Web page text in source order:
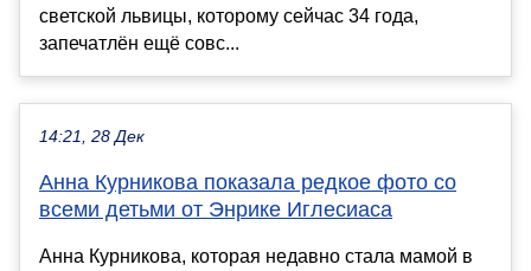
светской львицы, которому сейчас 34 года,
запечатлён ещё совс...
14:21, 28 Дек
Анна Курникова показала редкое фото со
всеми детьми от Энрике Иглесиаса
Анна Курникова, которая недавно стала мамой в